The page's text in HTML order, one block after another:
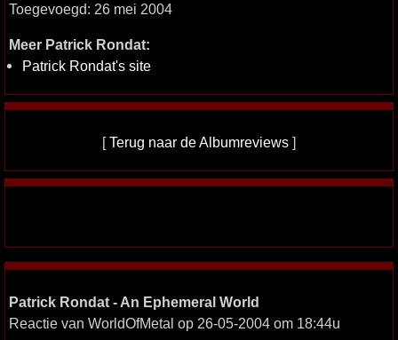
Toegevoegd: 26 mei 2004
Meer Patrick Rondat:
Patrick Rondat's site
[Terug naar de Albumreviews ]
Patrick Rondat - An Ephemeral World
Reactie van WorldOfMetal op 26-05-2004 om 18:44u